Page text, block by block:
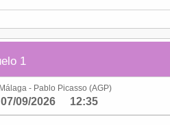
1
Málaga - Pablo Picasso (AGP)
07/09/2026 12:35